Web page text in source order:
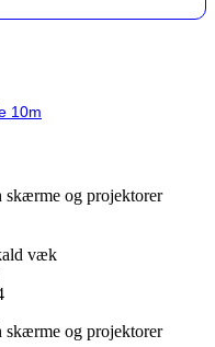
10m
skærme og projektorer
væk
skærme og projektorer